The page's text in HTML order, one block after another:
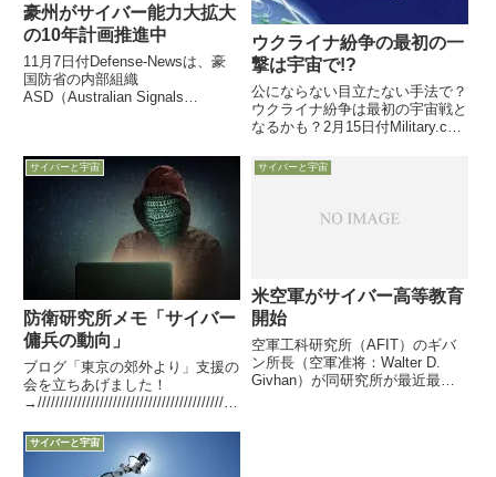
豪州がサイバー能力大拡大
の10年計画推進中
11月7日付Defense-Newsは、豪
国防省の内部組織
ASD（Australian Signals
De...
ウクライナ紛争の最初の一
撃は宇宙で!?
公にならない目立たない手法で？
ウクライナ紛争は最初の宇宙戦と
なるかも？2月15日付Military.com
見を紹介しつつ、ウクライナ紛争
が生起した場合、米軍機による
ットへの依存度...
サイバーと宇宙
防衛研究所メモ「サイバー
傭兵の動向」
ブログ「東京の郊外より」支援の
会を立ちあげました！
→/////////////////////////////////////////////
イバー傭兵」...
サイバーと宇宙
米空軍がサイバー高等教育
開始
空軍工科研究所（AFIT）のギバ
ン所長（空軍准将：Walter D.
Givhan）が同研究所が最近最近
サイバーと宇宙